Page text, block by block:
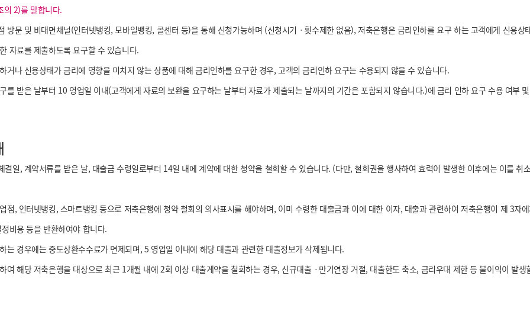
의 2)를 말합니다.
방문 및 비대면채널(인터넷뱅킹, 모바일뱅킹, 콜센터 등)을 통해 신청가능하며 (신청시기ㆍ횟수제한 없음), 저축은행은 금리인하를 요구 하는 고객에게 신용상
자료를 제출하도록 요구할 수 있습니다.
거나 신용상태가 금리에 영향을 미치지 않는 상품에 대해 금리인하를 요구한 경우, 고객의 금리인하 요구는 수용되지 않을 수 있습니다.
를 받은 날부터 10 영업일 이내(고객에게 자료의 보완을 요구하는 날부터 자료가 제출되는 날까지의 기간은 포함되지 않습니다.)에 금리 인하 요구 수용 여부
결일, 계약서류를 받은 날, 대출금 수령일로부터 14일 내에 계약에 대한 청약을 철회할 수 있습니다. (다만, 철회권을 행사하여 효력이 발생한 이후에는 이를 취
점, 인터넷뱅킹, 스마트뱅킹 등으로 저축은행에 청약 철회의 의사표시를 해야하며, 이미 수령한 대출금과 이에 대한 이자, 대출과 관련하여 저축은행이 제 3자
비용 등을 반환하여야 합니다.
는 경우에는 중도상환수수료가 면제되며, 5 영업일 이내에 해당 대출과 관련한 대출정보가 삭제됩니다.
여 해당 저축은행을 대상으로 최근 1개월 내에 2회 이상 대출계약을 철회하는 경우, 신규대출ㆍ만기연장 거절, 대출한도 축소, 금리우대 제한 등 불이익이 발생